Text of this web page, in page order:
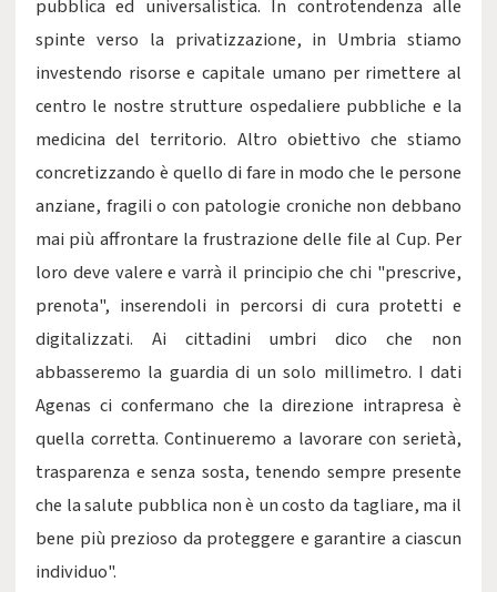
pubblica ed universalistica. In controtendenza alle
spinte verso la privatizzazione, in Umbria stiamo
investendo risorse e capitale umano per rimettere al
centro le nostre strutture ospedaliere pubbliche e la
medicina del territorio. Altro obiettivo che stiamo
concretizzando è quello di fare in modo che le persone
anziane, fragili o con patologie croniche non debbano
mai più affrontare la frustrazione delle file al Cup. Per
loro deve valere e varrà il principio che chi "prescrive,
prenota", inserendoli in percorsi di cura protetti e
digitalizzati. Ai cittadini umbri dico che non
abbasseremo la guardia di un solo millimetro. I dati
Agenas ci confermano che la direzione intrapresa è
quella corretta. Continueremo a lavorare con serietà,
trasparenza e senza sosta, tenendo sempre presente
che la salute pubblica non è un costo da tagliare, ma il
bene più prezioso da proteggere e garantire a ciascun
individuo".